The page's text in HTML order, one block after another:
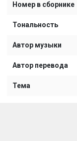
Номер в сборнике
Тональность
Автор музыки
Автор перевода
Тема